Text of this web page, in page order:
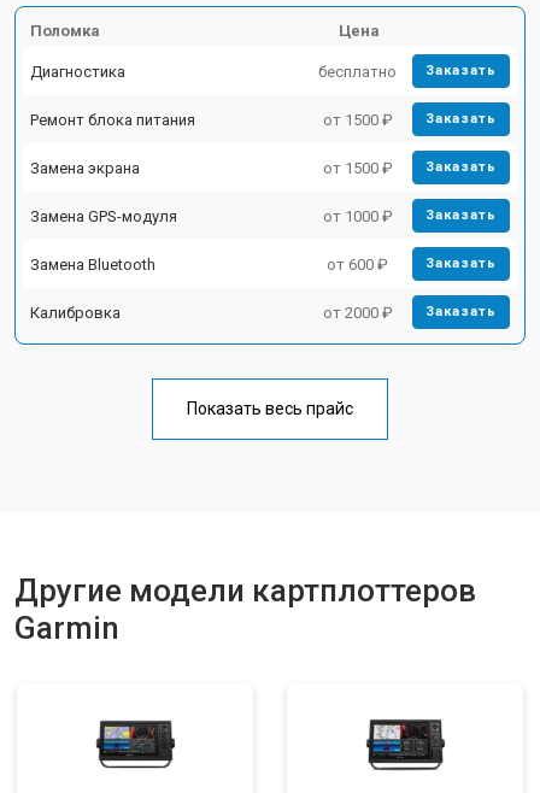
Поломка Цена
Диагностика бесплатно Заказать
Ремонт блока питания от 1500 ₽ Заказать
Замена экрана от 1500 ₽ Заказать
Замена GPS-модуля от 1000 ₽ Заказать
Замена Bluetooth от 600 ₽ Заказать
Калибровка от 2000 ₽ Заказать
Показать весь прайс
Другие модели картплоттеров
Garmin